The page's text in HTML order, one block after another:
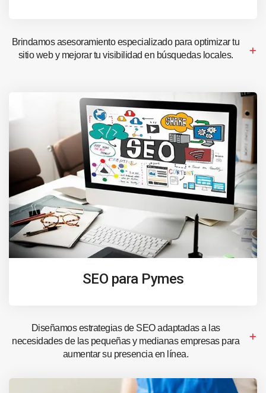
Brindamos asesoramiento especializado para optimizar tu
sitio web y mejorar tu visibilidad en búsquedas locales.
SEO para Pymes
Diseñamos estrategias de SEO adaptadas a las
necesidades de las pequeñas y medianas empresas para
aumentar su presencia en línea.